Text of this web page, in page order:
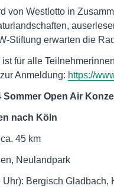
von Westlotto in
Stiftung erwarten die
für alle
Anmeldung: https://
Sommer Open Air
nach Köln
45 km
Neulandpark
Uhr): Bergisch Gladbach,